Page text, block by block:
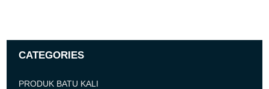
CATEGORIES
PRODUK BATU KALI